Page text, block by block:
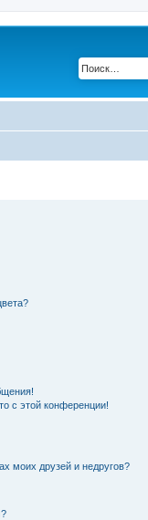
с этой конференции!
моих друзей и недругов?